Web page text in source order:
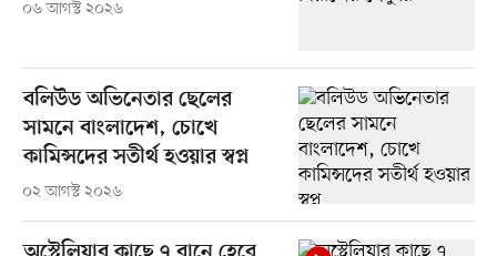
০৬ আগস্ট ২০২৬
বলিউড অভিনেতার ছেলের
সামনে বাংলাদেশ, চোখে
কামিন্সদের সতীর্থ হওয়ার স্বপ্ন
০২ আগস্ট ২০২৬